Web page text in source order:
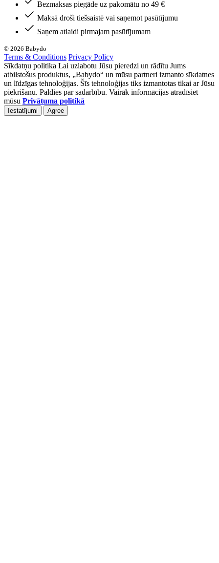
Bezmaksas piegāde uz pakomātu no 49 €
Maksā droši tiešsaistē vai saņemot pasūtījumu
Saņem atlaidi pirmajam pasūtījumam
© 2026 Babydo
Terms & Conditions Privacy Policy
Sīkdatņu politika Lai uzlabotu Jūsu pieredzi un rādītu Jums
atbilstošus produktus, „Babydo“ un mūsu partneri izmanto sīkdatnes
un līdzīgas tehnoloģijas. Šīs tehnoloģijas tiks izmantotas tikai ar Jūsu
piekrišanu. Paldies par sadarbību. Vairāk informācijas atradīsiet
mūsu Privātuma politikā
Iestatījumi Agree